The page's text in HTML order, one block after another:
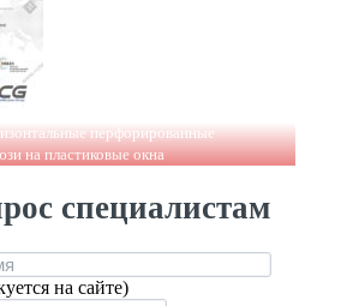
перфорированные
на пластиковые окна
специалистам
на сайте)